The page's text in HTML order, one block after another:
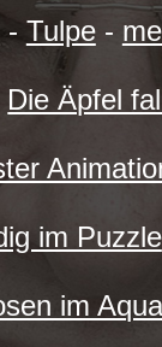
- Tulpe-
Die Äpfel
im Puzzle
im